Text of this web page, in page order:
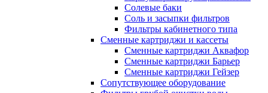
Солевые баки
Соль и засыпки фильтров
Фильтры кабинетного типа
Сменные картриджи и кассеты
Сменные картриджи Аквафор
Сменные картриджи Барьер
Сменные картриджи Гейзер
Сопутствующее оборудование